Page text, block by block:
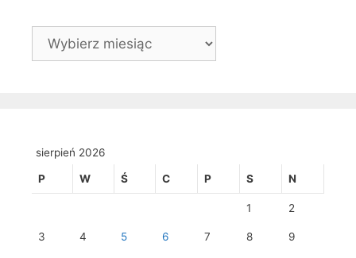
Archiwa
sierpień 2026
P W Ś C P S N
1 2
3 4 5 6 7 8 9